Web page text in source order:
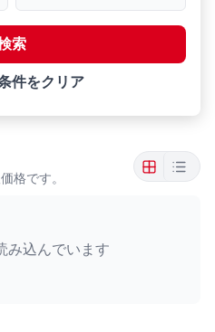
索
件をクリア
格です。
み込んでいます